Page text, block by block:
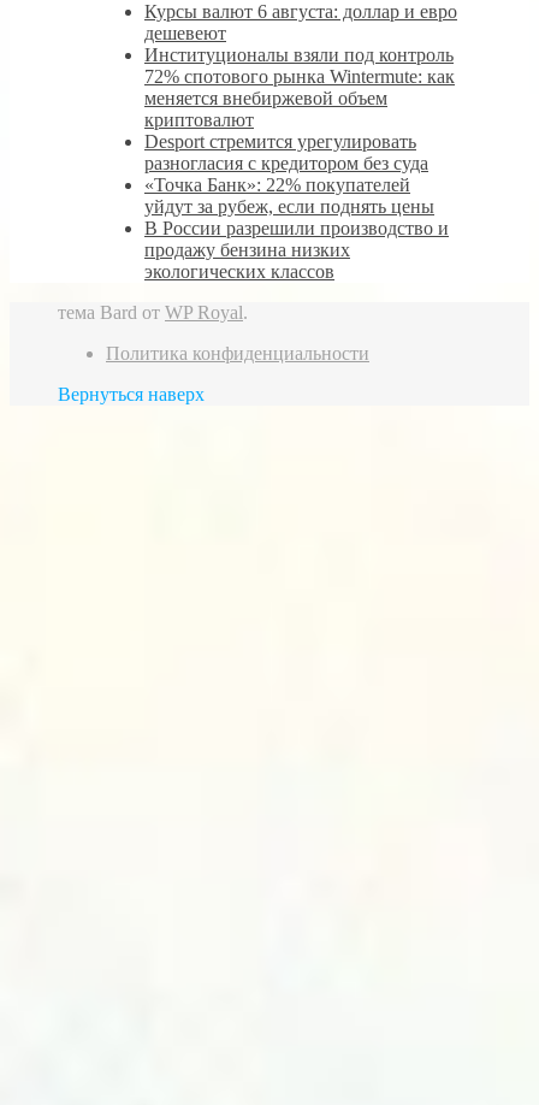
Курсы валют 6 августа: доллар и евро
дешевеют
Институционалы взяли под контроль
72% спотового рынка Wintermute: как
меняется внебиржевой объем
криптовалют
Desport стремится урегулировать
разногласия с кредитором без суда
«Точка Банк»: 22% покупателей
уйдут за рубеж, если поднять цены
В России разрешили производство и
продажу бензина низких
экологических классов
тема Bard от WP Royal.
Политика конфиденциальности
Вернуться наверх